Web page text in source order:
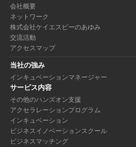
会社概要
ネットワーク
株式会社ケイエスピーのあゆみ
交流活動
アクセスマップ
当社の強み
インキュベーションマネージャー
サービス内容
その他のハンズオン支援
アクセラレーションプログラム
インキュベーション
ビジネスイノベーションスクール
ビジネスマッチング